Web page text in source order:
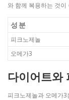
와 함께 복용하는 것이
성분
피크노제놀
오메가3
다이어트와
피크노제놀과 오메가